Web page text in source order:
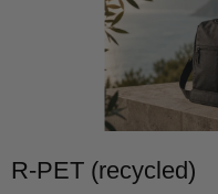
R-PET (recycled)